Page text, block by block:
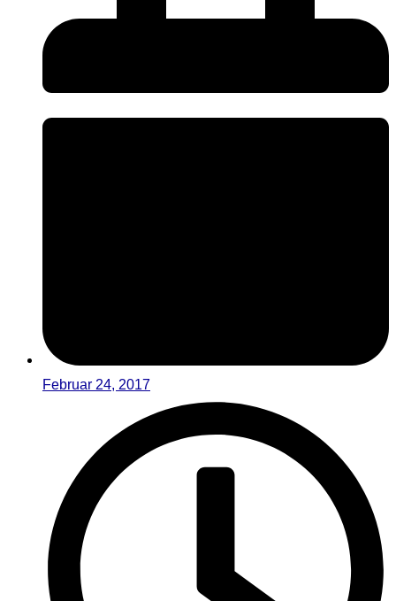
Februar 24, 2017